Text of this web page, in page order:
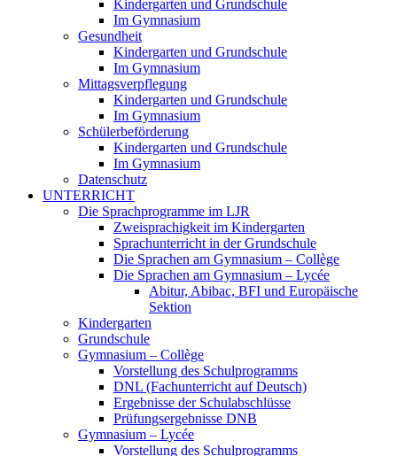
Kindergarten und Grundschule
Im Gymnasium
Gesundheit
Kindergarten und Grundschule
Im Gymnasium
Mittagsverpflegung
Kindergarten und Grundschule
Im Gymnasium
Schülerbeförderung
Kindergarten und Grundschule
Im Gymnasium
Datenschutz
UNTERRICHT
Die Sprachprogramme im LJR
Zweisprachigkeit im Kindergarten
Sprachunterricht in der Grundschule
Die Sprachen am Gymnasium – Collège
Die Sprachen am Gymnasium – Lycée
Abitur, Abibac, BFI und Europäische
Sektion
Kindergarten
Grundschule
Gymnasium – Collège
Vorstellung des Schulprogramms
DNL (Fachunterricht auf Deutsch)
Ergebnisse der Schulabschlüsse
Prüfungsergebnisse DNB
Gymnasium – Lycée
Vorstellung des Schulprogramms